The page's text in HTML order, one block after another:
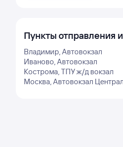
Пункты отправления
Владимир, Автовокзал
Иваново, Автовокзал
Кострома, ТПУ ж/д вокзал
Москва, Автовокзал